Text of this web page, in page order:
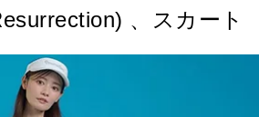
、スカート